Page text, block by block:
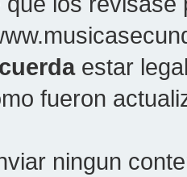
estar
fueron
ningun